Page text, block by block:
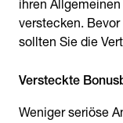
ihren
verstecken.
sollten Sie die
Weniger seriöse